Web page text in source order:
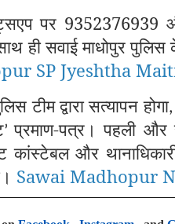
पर
ही सवाई माधोपुर
SP Jyeshtha
टीम द्वारा सत्यापन होगा
’प्रमाण-पत्र। पहली और
कांस्टेबल और
Sawai Madhopur